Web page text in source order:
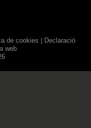
de cookies
Declaració
web